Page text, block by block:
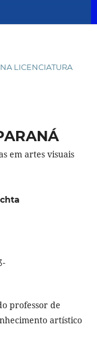
LICENCIATURA
em artes visuais
professor de
artístico